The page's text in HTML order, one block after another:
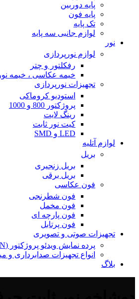
پایه دوربین
پایه فون
تک پایه
لوازم جانبی سه پایه
نور
لوازم نورپردازی
رفکلتور و چتر
خیمه عکاسی ، خیمه نور
تجهیزات نورپردازی
استودیو کروماکی
پروژکتور 800 و 1000
رینگ لایت
کیت نور ثابت
LED و SMD
لوازم آتلیه
بریل
بریل زنجیری
بریل برقی
فون عکاسی
فون شطرنجی
فون مخمل
فون پارچه ای
فون پرتابل
تجهیزات صوتی و تصویری
پرده نمایش ویدئو پروژکتور (PROJECTION SCREEN)
انواع تجهیزات صدابرداری و
بلاگ